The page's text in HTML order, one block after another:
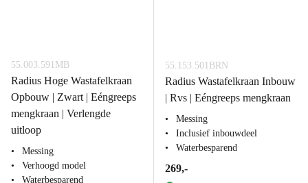
55.003.591MB
Radius Hoge Wastafelkraan
Opbouw | Zwart | Eéngreeps
mengkraan | Verlengde
uitloop
Messing
Verhoogd model
Waterbesparend
55.153.501BRN
Radius Wastafelkraan Inbouw
| Rvs | Eéngreeps mengkraan
Messing
Inclusief inbouwdeel
Waterbesparend
269,-